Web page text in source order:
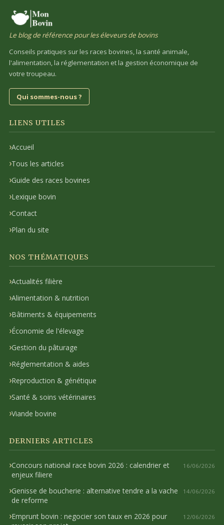
Le blog de référence pour les éleveurs de bovins
Conseils pratiques sur les races bovines, la santé animale,
l'alimentation, la réglementation et la gestion économique de
votre troupeau.
Qui sommes-nous ?
LIENS UTILES
Accueil
Tous les articles
Guide des races bovines
Lexique bovin
Contact
Plan du site
NOS THÉMATIQUES
Actualités filière
Alimentation & nutrition
Bâtiments & équipements
Économie de l'élevage
Gestion du pâturage
Réglementation & aides
Reproduction & génétique
Santé & soins vétérinaires
Viande bovine
DERNIERS ARTICLES
Concours national race bovin 2026 : calendrier et
enjeux filiere
16/06/2026
Genisse de boucherie : alternative tendre a la vache
de reforme
14/06/2026
Emprunt bovin : negocier son taux en 2026 pour
12/06/2026